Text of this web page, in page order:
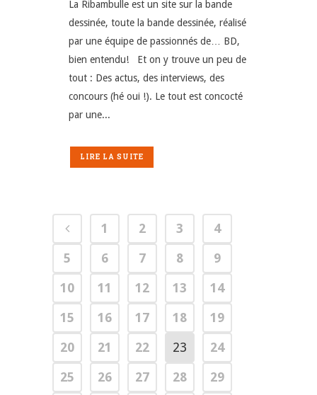
La Ribambulle est un site sur la bande
dessinée, toute la bande dessinée, réalisé
par une équipe de passionnés de… BD,
bien entendu! Et on y trouve un peu de
tout : Des actus, des interviews, des
concours (hé oui !). Le tout est concocté
par une...
LIRE LA SUITE
1 2 3
4
5
6 7 8
9
10
11 12 13
14
15
16 17 18
19
20
21 22 23
24
25
26 27 28
29